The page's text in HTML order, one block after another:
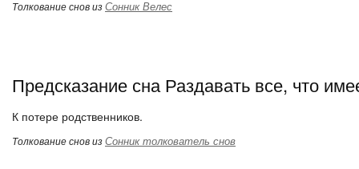
Толкование снов изСонник Велес
Предсказание сна Раздавать все, что
К потере родственников.
Толкование снов изСонник толкователь снов